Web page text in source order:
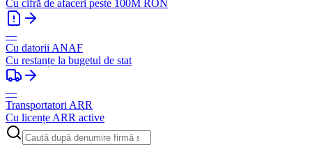
Cu cifră de afaceri peste 100M RON
—
Cu datorii ANAF
Cu restanțe la bugetul de stat
—
Transportatori ARR
Cu licențe ARR active